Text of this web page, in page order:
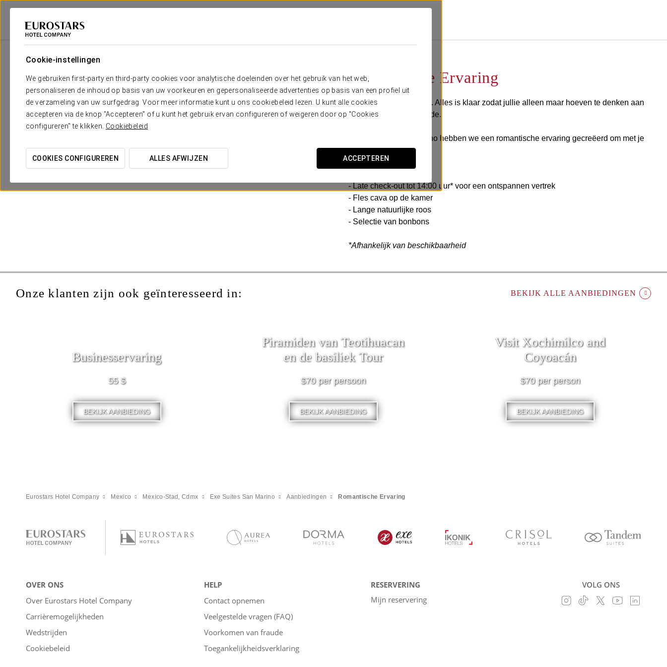
Cookie-instellingen
We gebruiken first-party en third-party cookies voor analytische doeleinden over het gebruik van het web,
personaliseren de inhoud op basis van uw voorkeuren en gepersonaliseerde advertenties op basis van een profiel uit
de verzameling van uw surfgedrag. Voor meer informatie kunt u ons cookiebeleid lezen. U kunt alle cookies
accepteren via de knop "Accepteren" of u kunt het gebruik ervan configureren of weigeren door op "Cookies
configureren" te klikken. Cookiebeleid
COOKIES CONFIGUREREN ALLES AFWIJZEN ACCEPTEREN
Eurostars Hotel Company
Romantische Ervaring
Details om te verrassen. Alles is klaar zodat jullie alleen maar hoeven te denken aan
het genieten van de liefde.
In Exe Suites San Marino hebben we een romantische ervaring gecreëerd om met je
partner te delen.
- Late check-out tot 14:00 uur* voor een ontspannen vertrek
- Fles cava op de kamer
- Lange natuurlijke roos
- Selectie van bonbons
*Afhankelijk van beschikbaarheid
Onze klanten zijn ook geïnteresseerd in: BEKIJK ALLE AANBIEDINGEN
Businesservaring
55 $
BEKIJK AANBIEDING
Piramiden van Teotihuacan
en de basiliek Tour
$70 per persoon
BEKIJK AANBIEDING
Visit Xochimilco and
Coyoacán
$70 per person
BEKIJK AANBIEDING
Eurostars Hotel Company Mexico Mexico-Stad, Cdmx Exe Suites San Marino Aanbiedingen Romantische Ervaring
OVER ONS
Over Eurostars Hotel Company
Carrièremogelijkheden
Wedstrijden
Cookiebeleid
HELP
Contact opnemen
Veelgestelde vragen (FAQ)
Voorkomen van fraude
Toegankelijkheidsverklaring
RESERVERING
Mijn reservering
VOLG ONS